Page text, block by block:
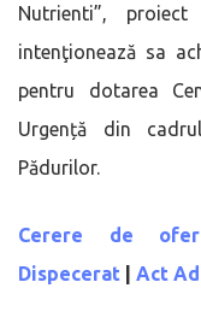
Nutrienti”,
intenţionează sa
pentru dotarea
Urgență din
Pădurilor.
Cerere de
Dispecerat
Act